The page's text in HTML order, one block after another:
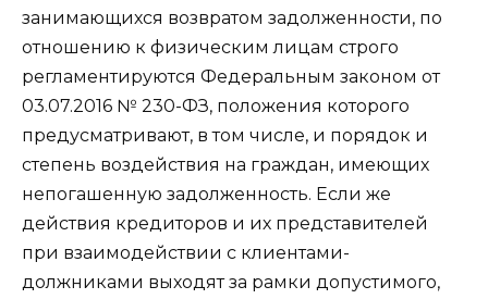
занимающихся возвратом задолженности, по
отношению к физическим лицам строго
регламентируются Федеральным законом от
03.07.2016 № 230-ФЗ, положения которого
предусматривают, в том числе, и порядок и
степень воздействия на граждан, имеющих
непогашенную задолженность. Если же
действия кредиторов и их представителей
при взаимодействии с клиентами-
должниками выходят за рамки допустимого,